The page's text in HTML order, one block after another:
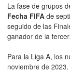
La fase de grupos
Fecha FIFA de
seguido de las
ganador de la
Para la Liga A, los
noviembre de 2023.